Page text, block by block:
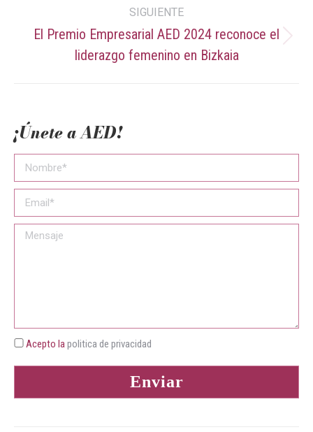
SIGUIENTE
siguiente:
El Premio Empresarial AED 2024 reconoce el
liderazgo femenino en Bizkaia
¡Únete a AED!
Acepto lapolitica de privacidad